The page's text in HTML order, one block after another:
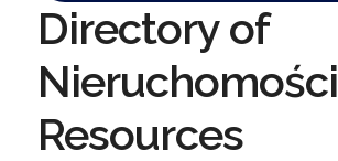
Directory of
Nieruchomości
Resources